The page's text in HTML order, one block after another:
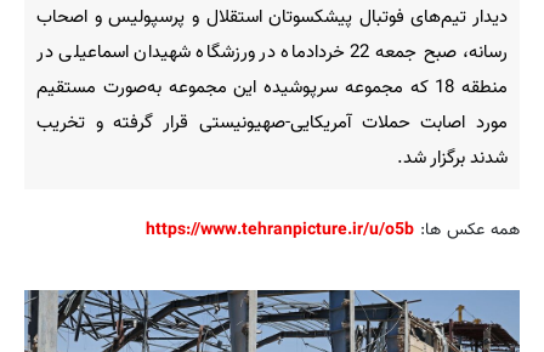
دیدار تیم‌های فوتبال پیشکسوتان استقلال و پرسپولیس و اصحاب
رسانه، صبح جمعه 22 خردادماه در ورزشگاه شهیدان اسماعیلی در
منطقه 18 که مجموعه سرپوشیده این مجموعه به‌صورت مستقیم
مورد اصابت حملات آمریکایی-صهیونیستی قرار گرفته و تخریب
شدند برگزار شد.
همه عکس ها: https://www.tehranpicture.ir/u/o5b